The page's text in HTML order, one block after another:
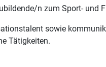
n zum Sport- und
sowie
Tätigkeiten.